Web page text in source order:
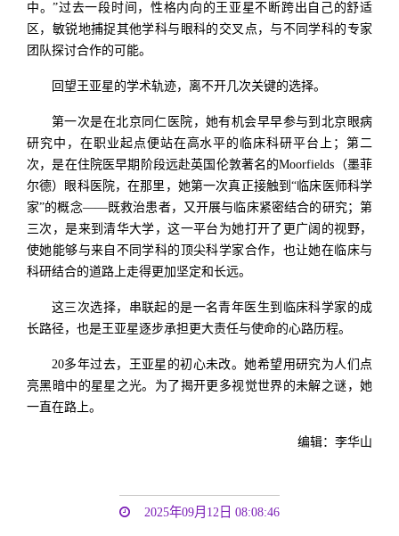
中。”过去一段时间，性格内向的王亚星不断跨出自己的舒适
区，敏锐地捕捉其他学科与眼科的交叉点，与不同学科的专家
团队探讨合作的可能。
回望王亚星的学术轨迹，离不开几次关键的选择。
第一次是在北京同仁医院，她有机会早早参与到北京眼病
研究中，在职业起点便站在高水平的临床科研平台上；第二
次，是在住院医早期阶段远赴英国伦敦著名的Moorfields（墨菲
尔德）眼科医院，在那里，她第一次真正接触到“临床医师科学
家”的概念——既救治患者，又开展与临床紧密结合的研究；第
三次，是来到清华大学，这一平台为她打开了更广阔的视野，
使她能够与来自不同学科的顶尖科学家合作，也让她在临床与
科研结合的道路上走得更加坚定和长远。
这三次选择，串联起的是一名青年医生到临床科学家的成
长路径，也是王亚星逐步承担更大责任与使命的心路历程。
20多年过去，王亚星的初心未改。她希望用研究为人们点
亮黑暗中的星星之光。为了揭开更多视觉世界的未解之谜，她
一直在路上。
编辑：李华山
2025年09月12日 08:08:46